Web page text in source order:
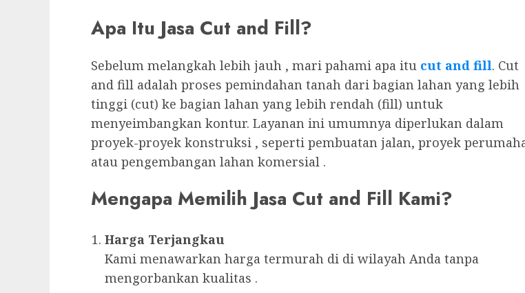
Apa Itu Jasa Cut and Fill?
Sebelum melangkah lebih jauh , mari pahami apa itu cut and fill. Cut
and fill adalah proses pemindahan tanah dari bagian lahan yang lebih
tinggi (cut) ke bagian lahan yang lebih rendah (fill) untuk
menyeimbangkan kontur. Layanan ini umumnya diperlukan dalam
proyek-proyek konstruksi , seperti pembuatan jalan, proyek
atau pengembangan lahan komersial .
Mengapa Memilih Jasa Cut and Fill Kami?
Harga Terjangkau
Kami menawarkan harga termurah di di wilayah Anda tanpa
mengorbankan kualitas .